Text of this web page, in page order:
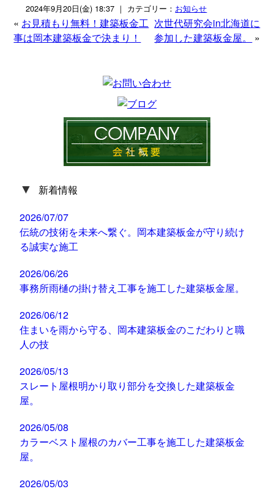
2024年9月20日(金) 18:37 ｜ カテゴリー： お知らせ
« お見積もり無料！建築板金工
事は岡本建築板金で決まり！
次世代研究会in北海道に
参加した建築板金屋。
»
▼ 新着情報
2026/07/07
伝統の技術を未来へ繋ぐ。岡本建築板金が守り続け
る誠実な施工
2026/06/26
事務所雨樋の掛け替え工事を施工した建築板金屋。
2026/06/12
住まいを雨から守る、岡本建築板金のこだわりと職
人の技
2026/05/13
スレート屋根明かり取り部分を交換した建築板金
屋。
2026/05/08
カラーベスト屋根のカバー工事を施工した建築板金
屋。
2026/05/03